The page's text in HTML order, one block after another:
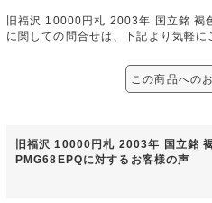
旧福沢 10000円札 2003年 国立銘
に関しての問合せは、下記より気軽に
この商品への
旧福沢 10000円札 2003年 国立銘
PMG68EPQに対するお客様の声